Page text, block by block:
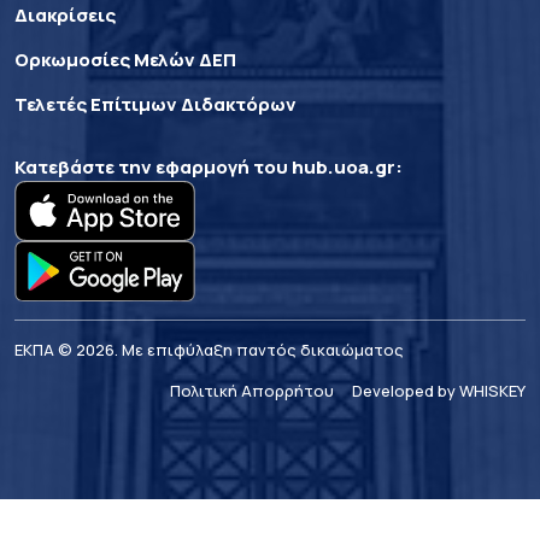
Διακρίσεις
Ορκωμοσίες Μελών ΔΕΠ
Τελετές Επίτιμων Διδακτόρων
Κατεβάστε την εφαρμογή του hub.uoa.gr:
ΕΚΠΑ © 2026. Με επιφύλαξη παντός δικαιώματος
Πολιτική Απορρήτου
Developed by WHISKEY